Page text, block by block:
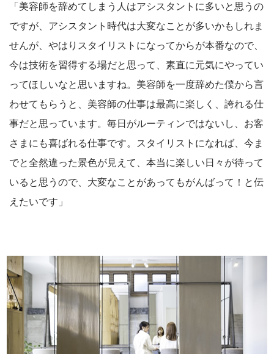
「美容師を辞めてしまう人はアシスタントに多いと思うの
ですが、アシスタント時代は大変なことが多いかもしれま
せんが、やはりスタイリストになってからが本番なので、
今は技術を習得する場だと思って、素直に元気にやってい
ってほしいなと思いますね。美容師を一度辞めた僕から言
わせてもらうと、美容師の仕事は最高に楽しく、誇れる仕
事だと思っています。毎日がルーティンではないし、お客
さまにも喜ばれる仕事です。スタイリストになれば、今ま
でと全然違った景色が見えて、本当に楽しい日々が待って
いると思うので、大変なことがあってもがんばって！と伝
えたいです」